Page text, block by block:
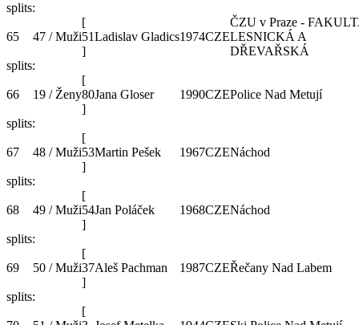
splits:
65 47 / Muži
[
51
]
Ladislav Gladics1974CZE
ČZU v Praze -
LESNICKÁ A
DŘEVAŘSKÁ
splits:
66 19 / Ženy
[
80
]
Jana Gloser 1990CZEPolice Nad Metují
splits:
67 48 / Muži
[
53
]
Martin Pešek 1967CZENáchod
splits:
68 49 / Muži
[
54
]
Jan Poláček 1968CZENáchod
splits:
69 50 / Muži
[
37
]
Aleš Pachman 1987CZEŘečany Nad Labem
splits:
[